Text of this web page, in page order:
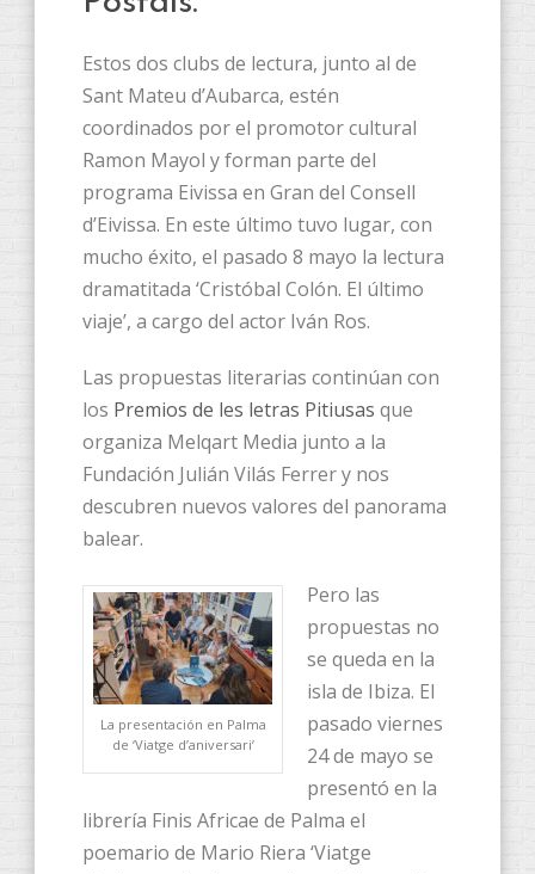
Estos dos clubs de lectura, junto al de
Sant Mateu d’Aubarca, estén
coordinados por el promotor cultural
Ramon Mayol y forman parte del
programa Eivissa en Gran del Consell
d’Eivissa. En este último tuvo lugar, con
mucho éxito, el pasado 8 mayo la lectura
dramatitada ‘Cristóbal Colón. El último
viaje’, a cargo del actor Iván Ros.
Las propuestas literarias continúan con
los Premios de les letras Pitiusas que
organiza Melqart Media junto a la
Fundación Julián Vilás Ferrer y nos
descubren nuevos valores del panorama
balear.
La presentación en Palma
de ‘Viatge d’aniversari’
Pero las
propuestas no
se queda en la
isla de Ibiza. El
pasado viernes
24 de mayo se
presentó en la
librería Finis Africae de Palma el
poemario de Mario Riera ‘Viatge